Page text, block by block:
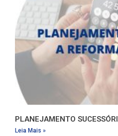
PLANEJAMENTO
Leia Mais »